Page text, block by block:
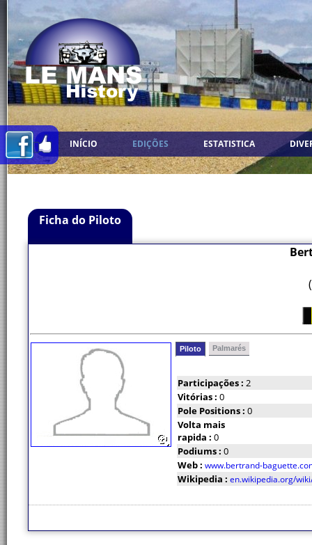
INÍCIO EDIÇÕES ESTATISTICA
Ficha do Piloto
Piloto Palmarés
Participações : 2
Vitórias : 0
Pole Positions : 0
Volta mais
rapida : 0
Podiums : 0
Web : www.bertrand-
Wikipedia : en.wikipedia.org/